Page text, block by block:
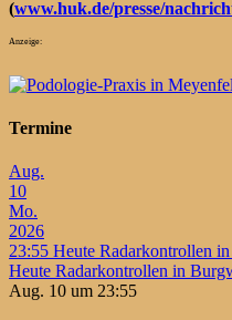
(www.huk.de/presse/
Anzeige:
Termine
Aug.
10
Mo.
2026
23:55 Heute Radarkontrollen
Heute Radarkontrollen in
Aug. 10 um 23:55